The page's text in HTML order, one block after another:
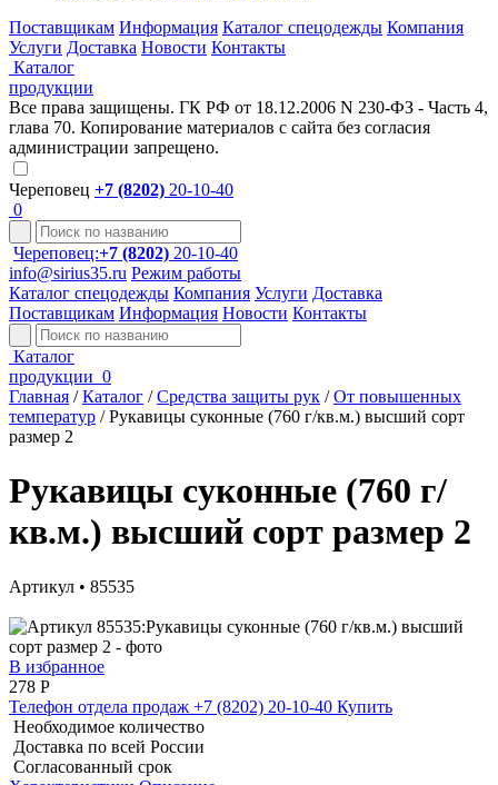
Поставщикам Информация Каталог спецодежды Компания
Услуги Доставка Новости Контакты
Каталог
продукции
Все права защищены. ГК РФ от 18.12.2006 N 230-ФЗ - Часть 4,
глава 70. Копирование материалов с сайта без согласия
администрации запрещено.
Череповец +7 (8202) 20-10-40
0
Череповец:+7 (8202) 20-10-40
info@sirius35.ru Режим работы
Каталог спецодежды Компания Услуги Доставка
Поставщикам Информация Новости Контакты
Каталог
продукции 0
Главная / Каталог / Средства защиты рук / От повышенных
температур / Рукавицы суконные (760 г/кв.м.) высший сорт
размер 2
Рукавицы суконные (760 г/
кв.м.) высший сорт размер 2
Артикул • 85535
В избранное
278 Р
Телефон отдела продаж +7 (8202) 20-10-40 Купить
Необходимое количество
Доставка по всей России
Согласованный срок